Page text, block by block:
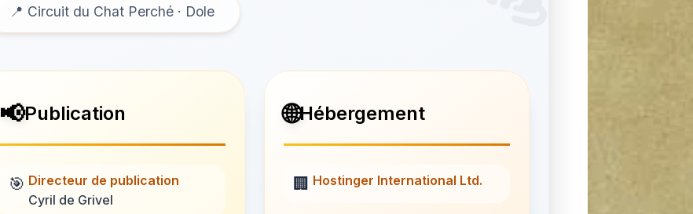
📍 Circuit du Chat Perché · Dole
📢Publication
🎯 Directeur de publication
Cyril de Grivel
🌐Hébergement
🏢 Hostinger International Ltd.